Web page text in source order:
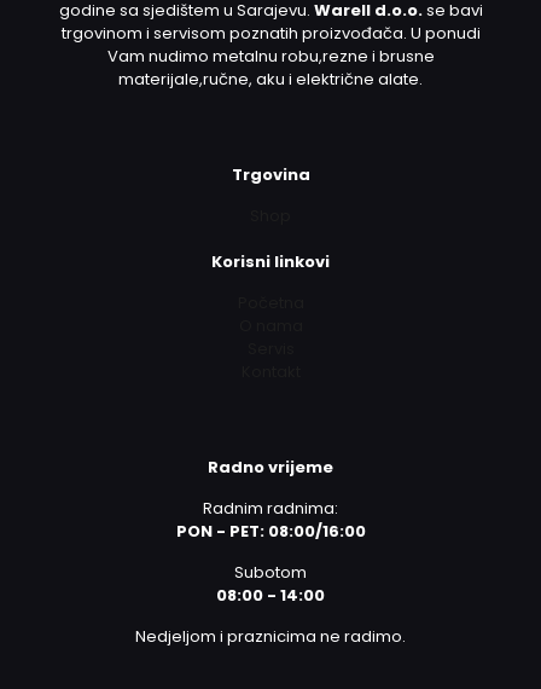
godine sa sjedištem u Sarajevu. Warell d.o.o.se bavi
trgovinom i servisom poznatih proizvođača. U ponudi
Vam nudimo metalnu robu,rezne i brusne
materijale,ručne, aku i električne alate.
Trgovina
Korisni linkovi
Radno vrijeme
Radnim radnima:
PON - PET: 08:00/16:00
Subotom
08:00 - 14:00
Nedjeljom i praznicima ne radimo.